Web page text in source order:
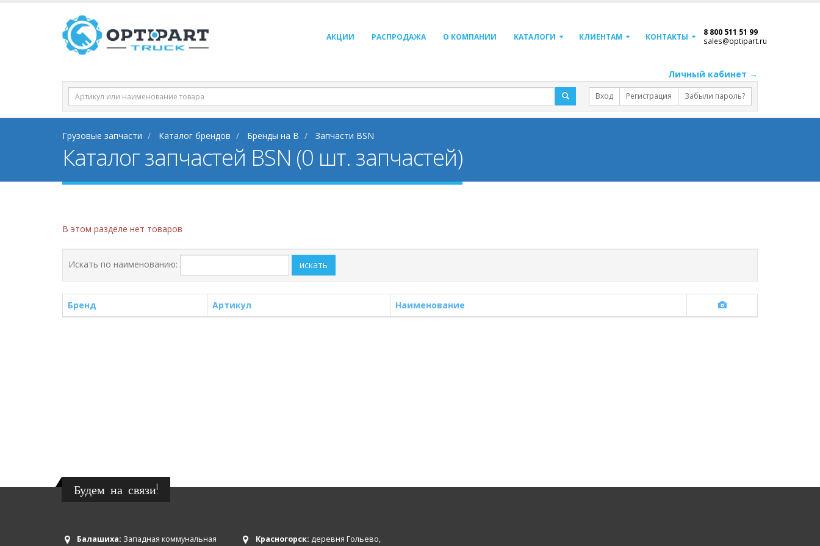
АКЦИИ РАСПРОДАЖА О КОМПАНИИ КАТАЛОГИ КЛИЕНТАМ КОНТАКТЫ 8 800 511 51 99
sales@optipart.ru
Личный кабинет →
Вход Регистрация Забыли пароль?
Грузовые запчасти Каталог брендов Бренды на B Запчасти BSN
Каталог запчастей BSN (0 шт. запчастей)
В этом разделе нет товаров
Искать по наименованию: искать
Бренд Артикул Наименование
Будем на связи!
Балашиха: Западная коммунальная Красногорск: деревня Гольево,